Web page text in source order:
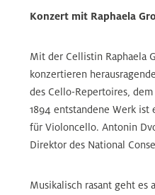
Konzert mit Raphaela
Mit der Cellistin Raphaela
konzertieren
des Cello-Repertoires,
1894 entstandene Werk
für Violoncello. Antonin
Direktor des National
Musikalisch rasant geht es